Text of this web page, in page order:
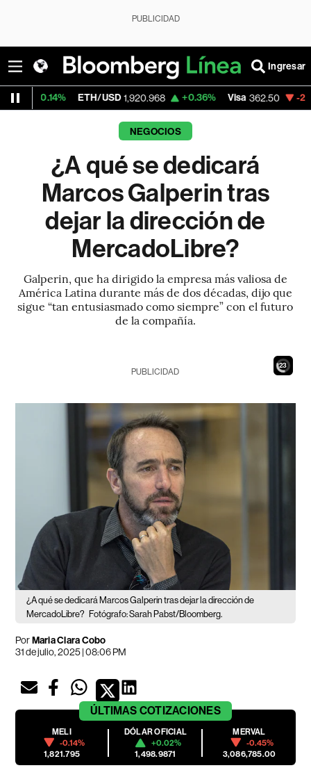
PUBLICIDAD
Ingresar
ETH/USD 1,920.968 +0.36% Visa 362.50 -2.15%
NEGOCIOS
¿A qué se dedicará
Marcos Galperin tras
dejar la dirección de
MercadoLibre?
Galperin, que ha dirigido la empresa más valiosa de
América Latina durante más de dos décadas, dijo que
sigue “tan entusiasmado como siempre” con el futuro
de la compañía.
21
PUBLICIDAD
¿A qué se dedicará Marcos Galperin tras dejar la dirección de
MercadoLibre? Fotógrafo: Sarah Pabst/Bloomberg.
PorMaria Clara Cobo
31 de julio, 2025 | 08:06 PM
ÚLTIMAS COTIZACIONES
MELI
-0.14%
1,821.795
DÓLAR OFICIAL
+0.02%
1,498.9871
MERVAL
-0.45%
3,086,785.00